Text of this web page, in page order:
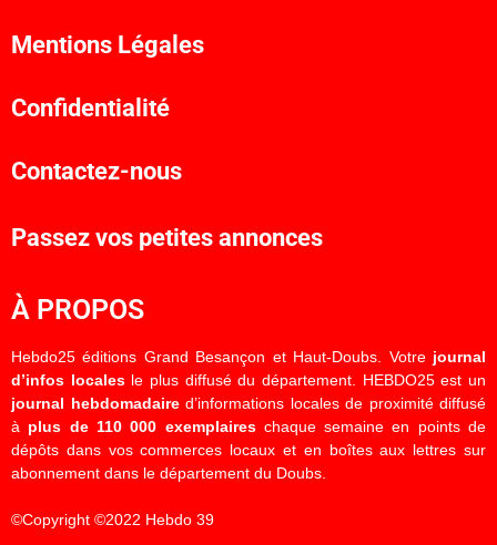
Mentions Légales
Confidentialité
Contactez-nous
Passez vos petites annonces
À PROPOS
Hebdo25 éditions Grand Besançon et Haut-Doubs. Votre journal
d’infos localesle plus diffusé du département. HEBDO25 est un
journal hebdomadaired’informations locales de proximité diffusé
à plus de 110 000 exemplaireschaque semaine en points de
dépôts dans vos commerces locaux et en boîtes aux lettres sur
abonnement dans le département du Doubs.
©Copyright ©2022 Hebdo 39